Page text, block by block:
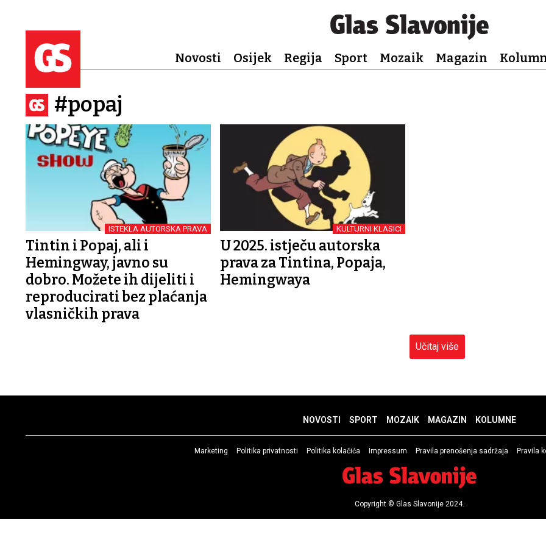
Novosti Osijek Regija Sport Mozaik Magazin
#popaj
ISTEKLA AUTORSKA PRAVA
Tintin i Popaj, ali i
Hemingway, javno su
dobro. Možete ih dijeliti i
reproducirati bez plaćanja
vlasničkih prava
KULTURNI KLASICI
U 2025. istječu autorska
prava za Tintina, Popaja,
Hemingwaya
Učitaj više
NOVOSTI SPORT MOZAIK MAGAZIN KOLUMNE
Marketing Politika privatnosti Politika kolačića Impressum Pravila prenošenja sadržaja Pravila
Copyright © Glas Slavonije 2024.